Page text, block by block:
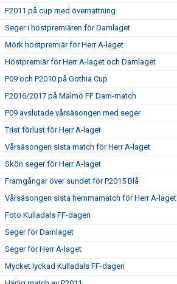
F2011 på cup med övernattning
Seger i höstpremiären för Damlaget
Mörk höstpremiär för Herr A-laget
Höstpremiär för Herr A-laget och Damlaget
P09 och P2010 på Gothia Cup
F2016/2017 på Malmö FF Dam-match
P09 avslutade vårsäsongen med seger
Trist förlust för Herr A-laget
Vårsäsongen sista match för Herr A-laget
Skön seger för Herr A-laget
Framgångar över sundet för P2015 Blå
Vårsäsongen sista hemmamatch för Herr A-laget
Foto Kulladals FF-dagen
Seger för Damlaget
Seger för Herr A-laget
Mycket lyckad Kulladals FF-dagen